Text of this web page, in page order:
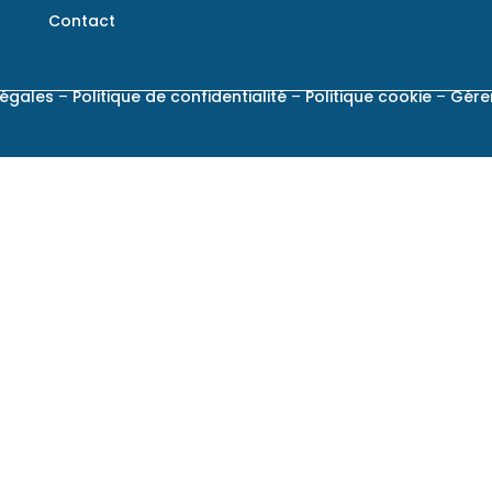
Contact
–Politique de confidentialité–Politique cookie–